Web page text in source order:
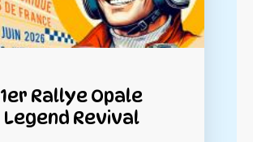
1er Rallye Opale
Legend Revival